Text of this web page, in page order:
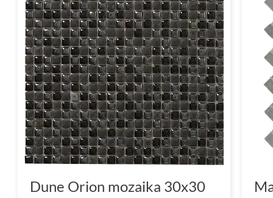
Dune Orion mozaika 30x30